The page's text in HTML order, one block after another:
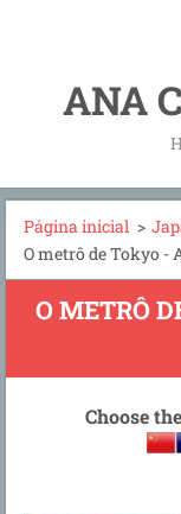
ANA
Página inicial >
O metrô de Tokyo -
O METRÔ
Choose